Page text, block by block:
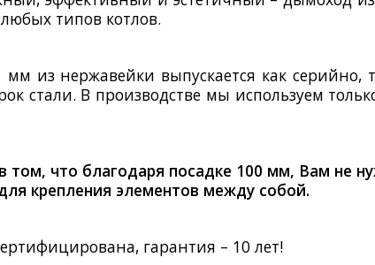
типов котлов.
из нержавейки выпускается как серийно,
стали. В производстве мы используем
что благодаря посадке 100 мм, Вам не
крепления элементов между собой.
гарантия – 10 лет!